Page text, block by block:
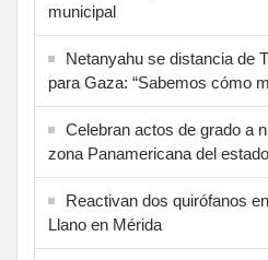
municipal
Netanyahu se distancia de
para Gaza: “Sabemos cómo
Celebran actos de grado a
zona Panamericana del
Reactivan dos quirófanos
Llano en Mérida